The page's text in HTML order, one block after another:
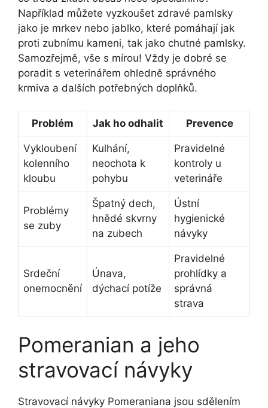
Například můžete vyzkoušet zdravé pamlsky
jako je mrkev nebo jablko, které pomáhají jak
proti zubnímu kameni, tak jako chutné pamlsky.
Samozřejmě, vše s mírou! Vždy je dobré se
poradit s veterinářem ohledně správného
krmiva a dalších potřebných doplňků.
Problém Jak ho odhalit Prevence
Vykloubení
kolenního
kloubu
Kulhání,
neochota k
pohybu
Pravidelné
kontroly u
veterináře
Problémy
se zuby
Špatný dech,
hnědé skvrny
na zubech
Ústní
hygienické
návyky
Srdeční
onemocnění
Únava,
dýchací potíže
Pravidelné
prohlídky a
správná
strava
Pomeranian a jeho
stravovací návyky
Stravovací návyky Pomeraniana jsou sdělením